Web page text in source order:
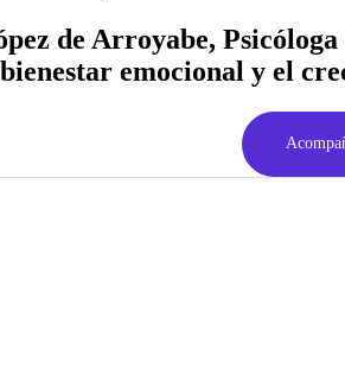
de Arroyabe,
emocional y el